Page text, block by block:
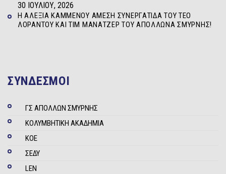
Η ΑΛΕΞΊΑ ΚΑΜΜΈΝΟΥ ΆΜΕΣΗ ΣΥΝΕΡΓΆΤΙΔΑ ΤΟΥ ΤΕΌ
ΛΟΡΆΝΤΟΥ ΚΑΙ ΤΙΜ ΜΆΝΑΤΖΕΡ ΤΟΥ ΑΠΌΛΛΩΝΑ ΣΜΎΡΝΗΣ!
30 ΙΟΥΛΊΟΥ, 2026
ΣΥΝΔΕΣΜΟΙ
ΓΣ ΑΠΟΛΛΩΝ ΣΜΥΡΝΗΣ
ΚΟΛΥΜΒΗΤΙΚΗ ΑΚΑΔΗΜΙΑ
ΚΟΕ
ΣΕΔΥ
LEN